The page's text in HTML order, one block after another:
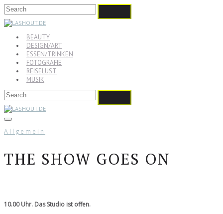
BEAUTY
DESIGN/ART
ESSEN/TRINKEN
FOTOGRAFIE
REISELUST
MUSIK
Allgemein
THE SHOW GOES ON
10.00 Uhr. Das Studio ist offen.